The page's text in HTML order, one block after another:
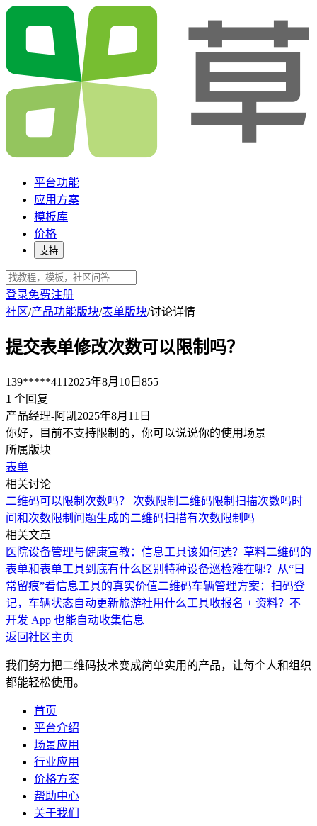
平台功能
应用方案
模板库
价格
支持
登录免费注册
社区/产品功能版块/表单版块/讨论详情
提交表单修改次数可以限制吗？
139*****411 2025年8月10日 855
1 个回复
产品经理-阿凯2025年8月11日
你好，目前不支持限制的，你可以说说你的使用场景
所属版块
表单
相关讨论
二维码可以限制次数吗？ 次数限制 二维码限制扫描次数吗时
间和次数限制问题生成的二维码扫描有次数限制吗
相关文章
医院设备管理与健康宣教：信息工具该如何选？ 草料二维码的
表单和表单工具到底有什么区别 特种设备巡检难在哪？从“日
常留痕”看信息工具的真实价值二维码车辆管理方案：扫码登
记，车辆状态自动更新旅游社用什么工具收报名 + 资料？不
开发 App 也能自动收集信息
返回社区主页
我们努力把二维码技术变成简单实用的产品，让每个人和组织
都能轻松使用。
首页
平台介绍
场景应用
行业应用
价格方案
帮助中心
关于我们